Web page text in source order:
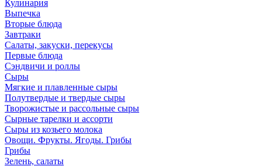
Кулинария
Выпечка
Вторые блюда
Завтраки
Салаты, закуски, перекусы
Первые блюда
Сэндвичи и роллы
Сыры
Мягкие и плавленные сыры
Полутвердые и твердые сыры
Творожистые и рассольные сыры
Сырные тарелки и ассорти
Сыры из козьего молока
Овощи. Фрукты. Ягоды. Грибы
Грибы
Зелень, салаты